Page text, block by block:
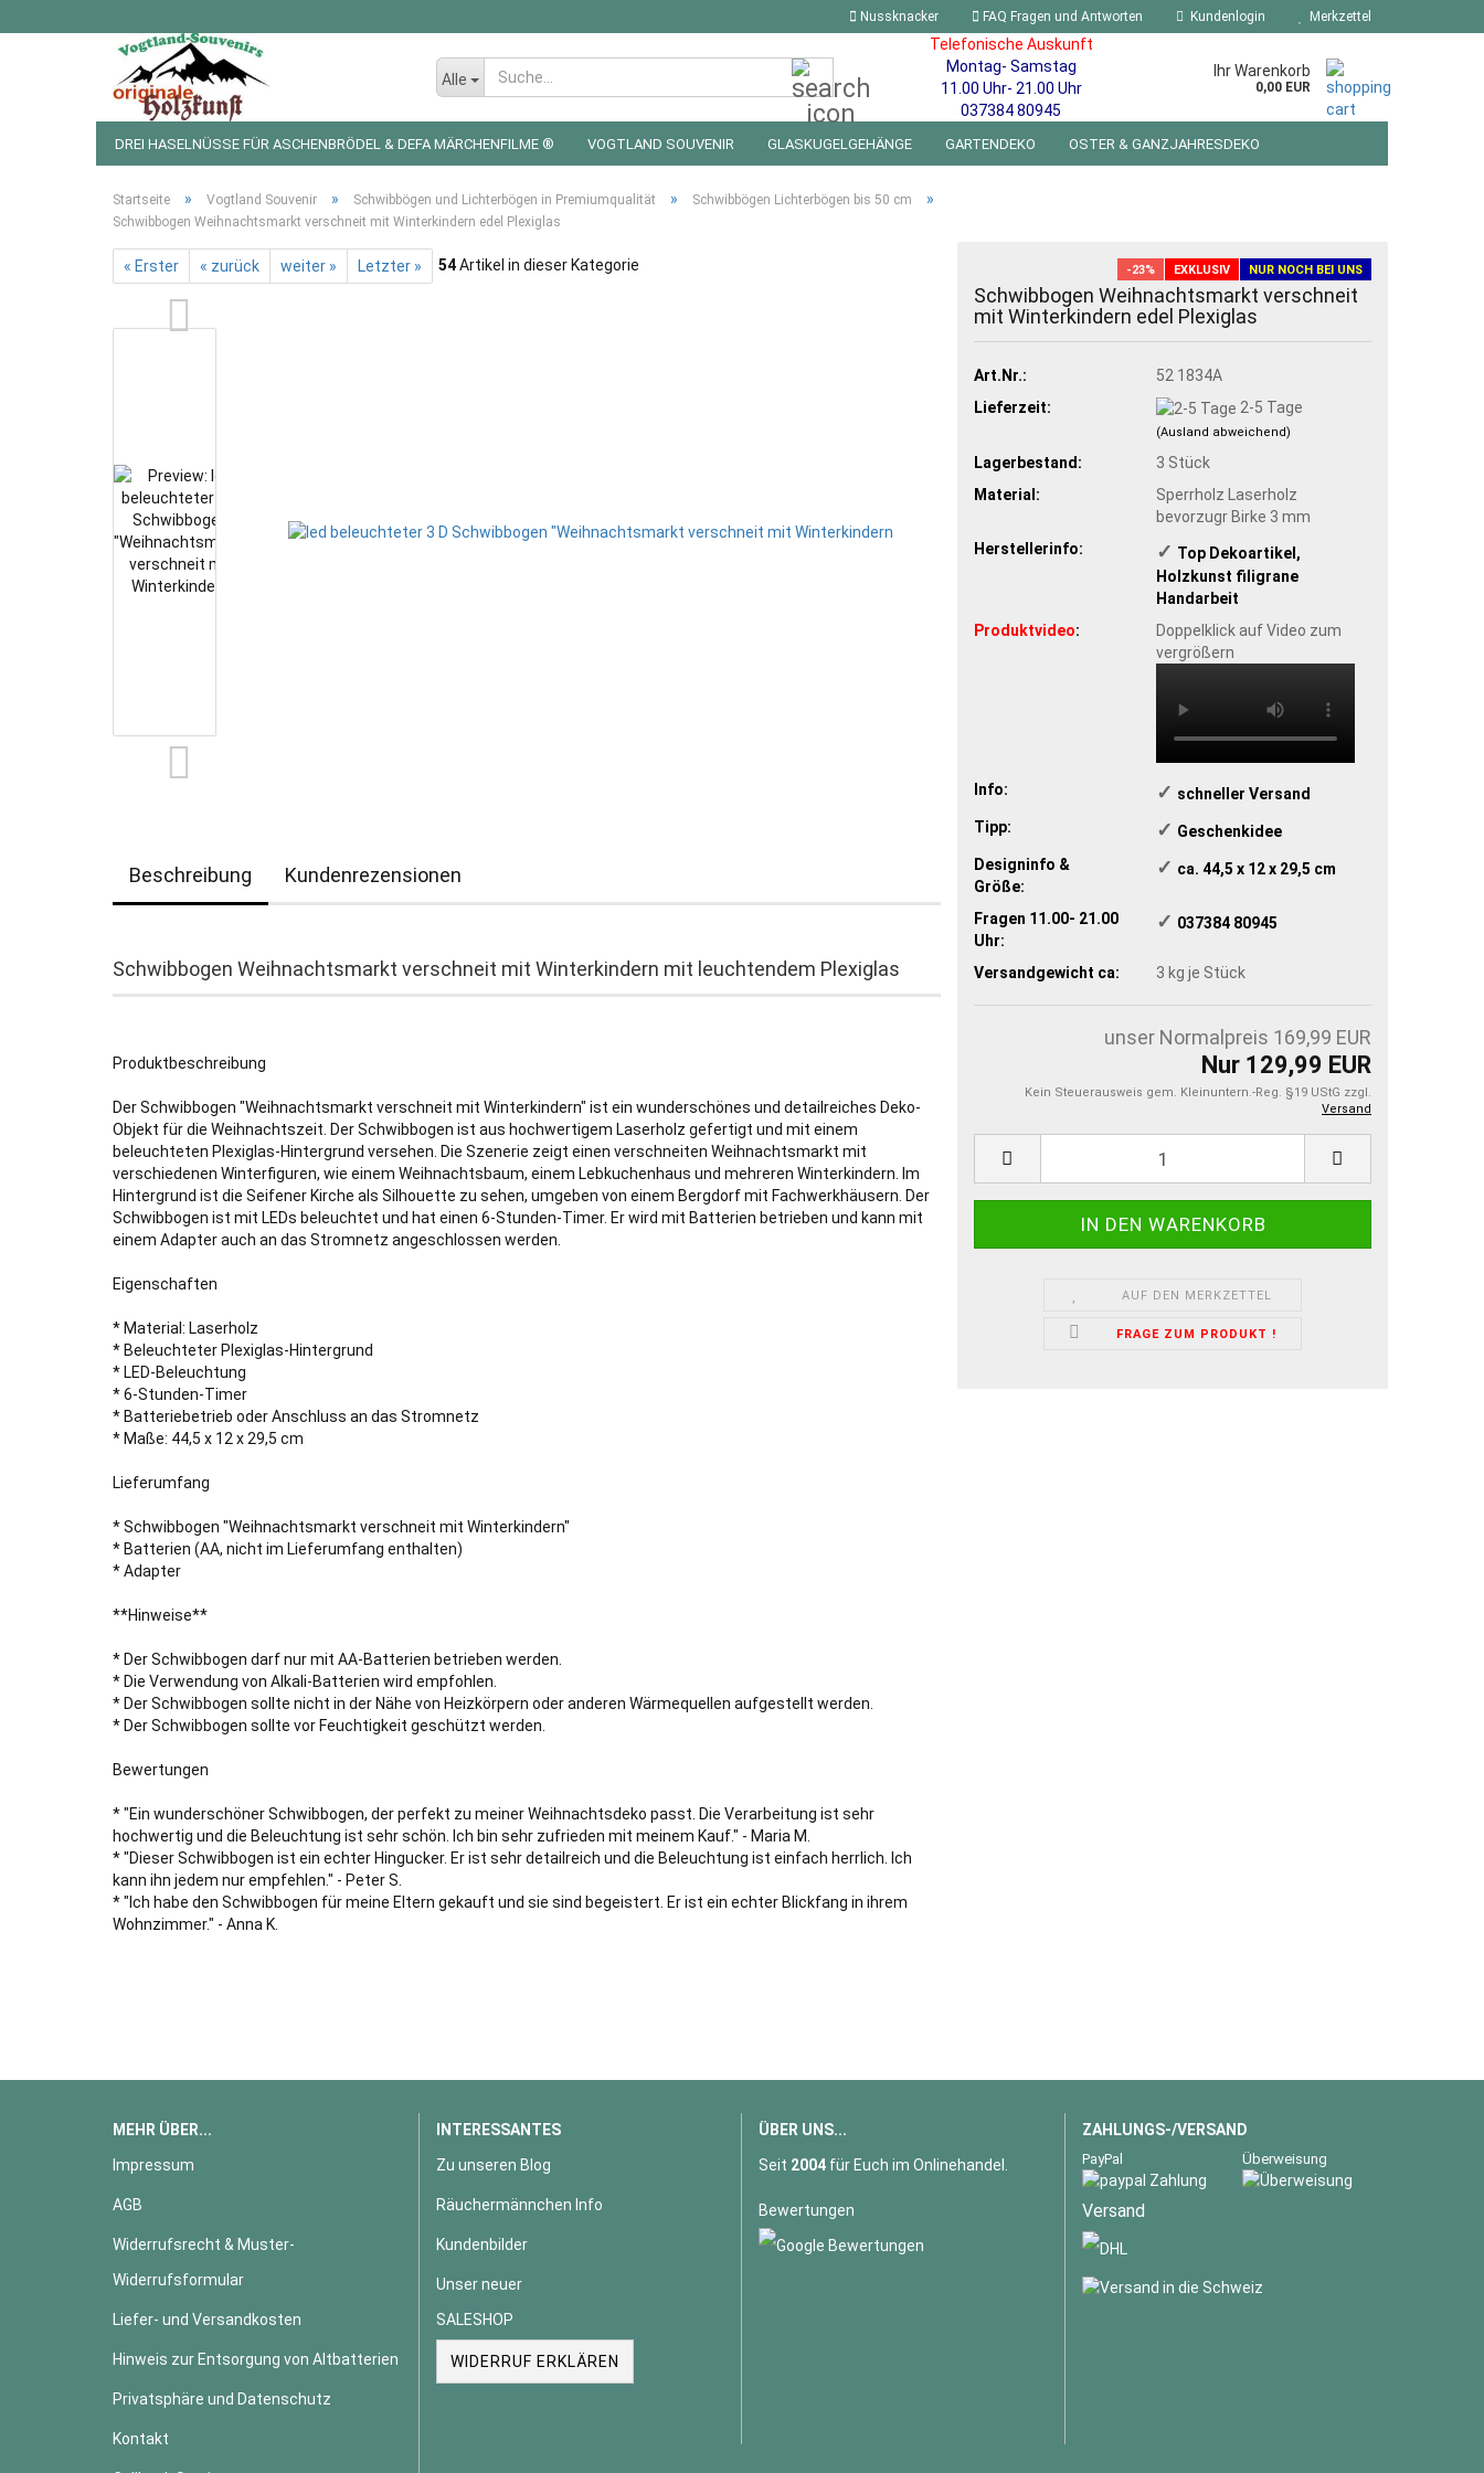
Nussknacker FAQ Fragen und Antworten Kundenlogin Merkzettel
Alle
Telefonische Auskunft
Montag- Samstag
11.00 Uhr- 21.00 Uhr
037384 80945
Ihr Warenkorb
0,00 EUR
DREI HASELNÜSSE FÜR ASCHENBRÖDEL & DEFA MÄRCHENFILME ® VOGTLAND SOUVENIR GLASKUGELGEHÄNGE GARTENDEKO OSTER & GANZJAHRESDEKO
Startseite » Vogtland Souvenir » Schwibbögen und Lichterbögen in Premiumqualität » Schwibbögen Lichterbögen bis 50 cm »
Schwibbogen Weihnachtsmarkt verschneit mit Winterkindern edel Plexiglas
« Erster « zurück weiter » Letzter » 54Artikel in dieser Kategorie -23% EXKLUSIV NUR NOCH BEI UNS
Schwibbogen Weihnachtsmarkt verschneit
mit Winterkindern edel Plexiglas
Art.Nr.:
52 1834A
Lieferzeit:
2-5 Tage
(Ausland abweichend)
Lagerbestand: 3 Stück
Material:
Sperrholz Laserholz
bevorzugr Birke 3 mm
Herstellerinfo:
✓ ​Top Dekoartikel,
Holzkunst filigrane
Handarbeit
Produktvideo:
Doppelklick auf Video zum
vergrößern
Info: ✓ ​schneller Versand
Tipp:
✓ ​Geschenkidee
Designinfo &
Größe:
✓ ​ ca. 44,5 x 12 x 29,5 cm
Fragen 11.00- 21.00
Uhr:
✓ ​ 037384 80945
Versandgewicht ca: 3 kg je Stück
unser Normalpreis 169,99 EUR
Nur 129,99 EUR
Kein Steuerausweis gem. Kleinuntern.-Reg. §19 UStG zzgl.
Versand
AUF DEN MERKZETTEL
FRAGE ZUM PRODUKT !
Beschreibung Kundenrezensionen
Schwibbogen Weihnachtsmarkt verschneit mit Winterkindern mit leuchtendem Plexiglas
Produktbeschreibung
Der Schwibbogen "Weihnachtsmarkt verschneit mit Winterkindern" ist ein wunderschönes und detailreiches Deko-
Objekt für die Weihnachtszeit. Der Schwibbogen ist aus hochwertigem Laserholz gefertigt und mit einem
beleuchteten Plexiglas-Hintergrund versehen. Die Szenerie zeigt einen verschneiten Weihnachtsmarkt mit
verschiedenen Winterfiguren, wie einem Weihnachtsbaum, einem Lebkuchenhaus und mehreren Winterkindern. Im
Hintergrund ist die Seifener Kirche als Silhouette zu sehen, umgeben von einem Bergdorf mit Fachwerkhäusern. Der
Schwibbogen ist mit LEDs beleuchtet und hat einen 6-Stunden-Timer. Er wird mit Batterien betrieben und kann mit
einem Adapter auch an das Stromnetz angeschlossen werden.
Eigenschaften
* Material: Laserholz
* Beleuchteter Plexiglas-Hintergrund
* LED-Beleuchtung
* 6-Stunden-Timer
* Batteriebetrieb oder Anschluss an das Stromnetz
* Maße: 44,5 x 12 x 29,5 cm
Lieferumfang
* Schwibbogen "Weihnachtsmarkt verschneit mit Winterkindern"
* Batterien (AA, nicht im Lieferumfang enthalten)
* Adapter
**Hinweise**
* Der Schwibbogen darf nur mit AA-Batterien betrieben werden.
* Die Verwendung von Alkali-Batterien wird empfohlen.
* Der Schwibbogen sollte nicht in der Nähe von Heizkörpern oder anderen Wärmequellen aufgestellt werden.
* Der Schwibbogen sollte vor Feuchtigkeit geschützt werden.
Bewertungen
* "Ein wunderschöner Schwibbogen, der perfekt zu meiner Weihnachtsdeko passt. Die Verarbeitung ist sehr
hochwertig und die Beleuchtung ist sehr schön. Ich bin sehr zufrieden mit meinem Kauf." - Maria M.
* "Dieser Schwibbogen ist ein echter Hingucker. Er ist sehr detailreich und die Beleuchtung ist einfach herrlich. Ich
kann ihn jedem nur empfehlen." - Peter S.
* "Ich habe den Schwibbogen für meine Eltern gekauft und sie sind begeistert. Er ist ein echter Blickfang in ihrem
Wohnzimmer." - Anna K.
MEHR ÜBER...
Impressum
AGB
Widerrufsrecht & Muster-
Widerrufsformular
Liefer- und Versandkosten
Hinweis zur Entsorgung von Altbatterien
Privatsphäre und Datenschutz
Kontakt
INTERESSANTES
Zu unseren Blog
Räuchermännchen Info
Kundenbilder
Unser neuer
SALESHOP
WIDERRUF ERKLÄREN
ÜBER UNS...
Seit 2004 für Euch im Onlinehandel.
Bewertungen
ZAHLUNGS-/VERSAND
PayPal Überweisung
Versand